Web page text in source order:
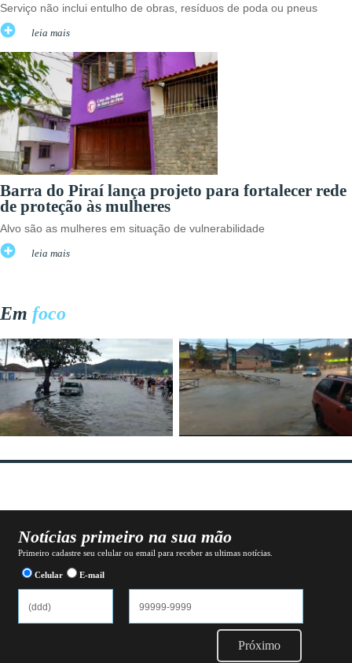
Serviço não inclui entulho de obras, resíduos de poda ou pneus
leia mais
Barra do Piraí lança projeto para fortalecer rede
de proteção às mulheres
Alvo são as mulheres em situação de vulnerabilidade
leia mais
Em foco
Notícias primeiro na sua mão
Primeiro cadastre seu celular ou email para receber as ultimas notícias.
Celular E-mail
Próximo